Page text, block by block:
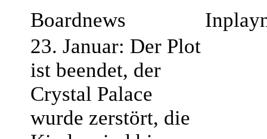
Boardnews
23. Januar: Der Plot
ist beendet, der
Crystal Palace
wurde zerstört, die